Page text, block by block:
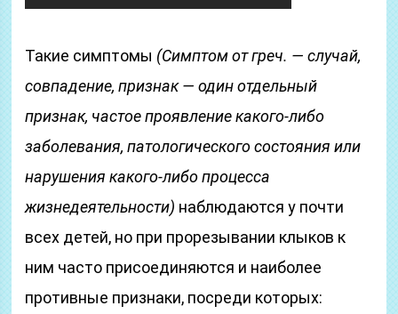
Такие симптомы (Симптом от греч. — случай,
совпадение, признак — один отдельный
признак, частое проявление какого-либо
заболевания, патологического состояния или
нарушения какого-либо процесса
жизнедеятельности) наблюдаются у почти
всех детей, но при прорезывании клыков к
ним часто присоединяются и наиболее
противные признаки, посреди которых: